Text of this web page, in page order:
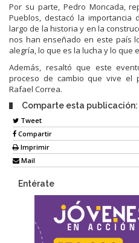
Por su parte, Pedro Moncada,
Pueblos, destacó la
largo de la historia y en la
nos han enseñado en este país
alegría, lo que es la lucha y lo que
Además, resaltó que este
proceso de cambio que vive el
Rafael Correa.
Comparte esta publicación:
Tweet
Compartir
Imprimir
Mail
Entérate